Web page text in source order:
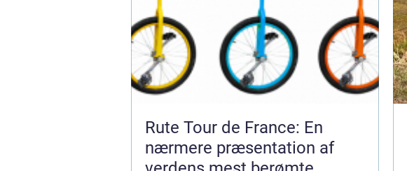
Rute Tour de France: En
nærmere præsentation af